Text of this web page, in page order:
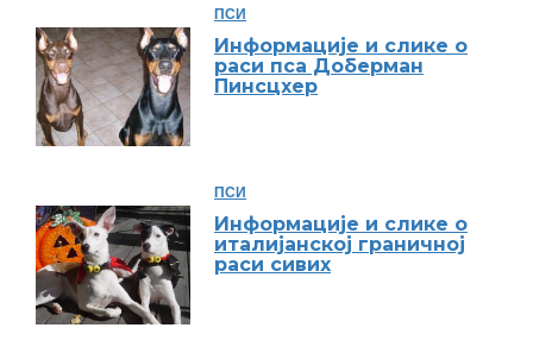
ПСИ
Информације и слике о
раси пса Доберман
Пинсцхер
ПСИ
Информације и слике о
италијанској граничној
раси сивих